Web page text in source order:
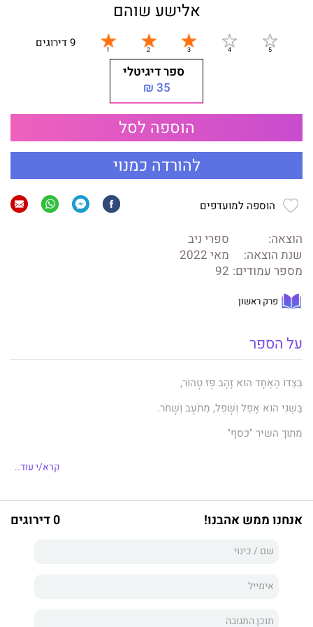
אלישע שוהם
9 דירוגים
ספר דיגיטלי
35 ₪
הוספה לסל
להורדה כמנוי
הוספה למועדפים
הוצאה:
ספרי ניב
שנת הוצאה:
מאי 2022
מספר עמודים: 92
פרק ראשון
על הספר
בְּצִדּוֹ הָאֶחָד הוּא זָהָב פָּז טָהוֹר,
בַּשֵּׁנִי הוּא אָפֵל וְשָׁפֵל, מְתֹעָב וְשָׁחֹר.
מתוך השיר "כסף"
"גשם זלעפות" – שירי טבע.
ישראל.
קרא/י עוד..
אנחנו ממש אהבנו! 0 דירוגים